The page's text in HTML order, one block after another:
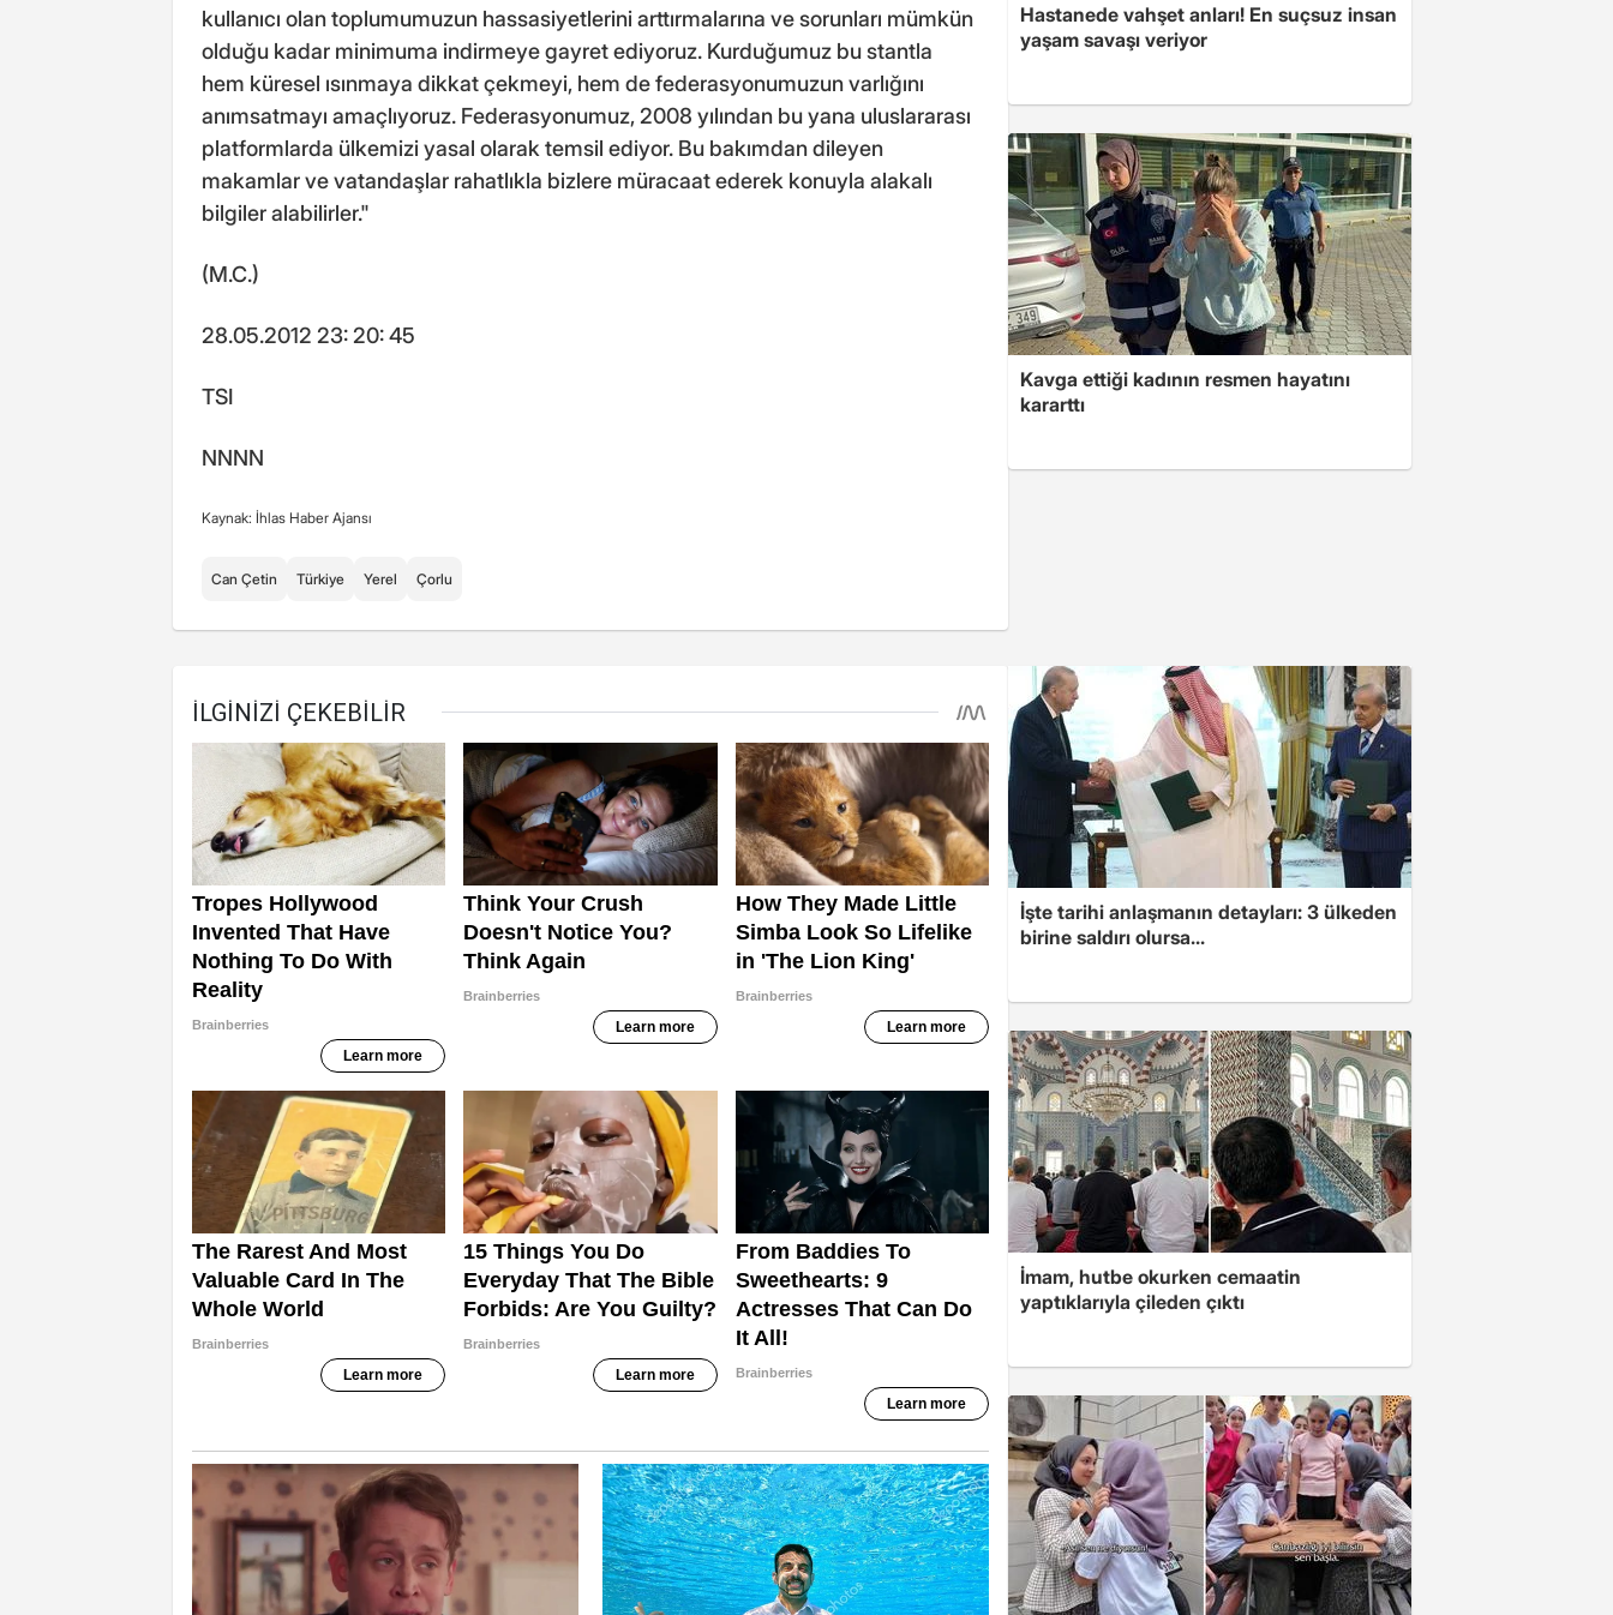
kullanıcı olan toplumumuzun hassasiyetlerini arttırmalarına ve sorunları mümkün
olduğu kadar minimuma indirmeye gayret ediyoruz. Kurduğumuz bu stantla
hem küresel ısınmaya dikkat çekmeyi, hem de federasyonumuzun varlığını
anımsatmayı amaçlıyoruz. Federasyonumuz, 2008 yılından bu yana uluslararası
platformlarda ülkemizi yasal olarak temsil ediyor. Bu bakımdan dileyen
makamlar ve vatandaşlar rahatlıkla bizlere müracaat ederek konuyla alakalı
bilgiler alabilirler."
(M.C.)
28.05.2012 23: 20: 45
TSI
NNNN
Kaynak: İhlas Haber Ajansı
Can Çetin Türkiye Yerel Çorlu
Hastanede vahşet anları! En suçsuz insan
yaşam savaşı veriyor
Kavga ettiği kadının resmen hayatını
kararttı
İşte tarihi anlaşmanın detayları: 3 ülkeden
birine saldırı olursa...
İmam, hutbe okurken cemaatin
yaptıklarıyla çileden çıktı